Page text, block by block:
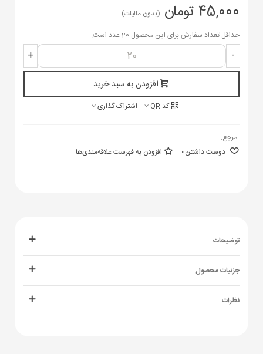
45,000 تومان
(بدون مالیات)
حداقل تعداد سفارش برای این محصول 20 عدد است.
-
+
افزودن به سبد خرید
کد QR اشتراک گذاری
مرجع:
دوست داشتن0 افزودن به فهرست علاقه‌مندی‌ها
توضیحات
جزئیات محصول
نظرات